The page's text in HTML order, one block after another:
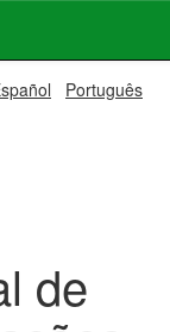
Português
de